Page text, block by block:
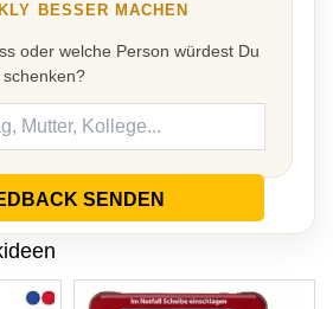
BESSER MACHEN
oder welche Person würdest Du
SENDEN